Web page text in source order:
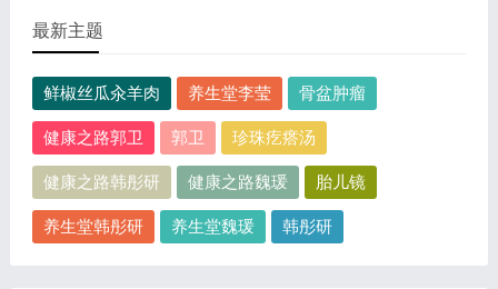
最新主题
鲜椒丝瓜汆羊肉 养生堂李莹 骨盆肿瘤
健康之路郭卫 郭卫 珍珠疙瘩汤
健康之路韩彤研 健康之路魏瑗 胎儿镜
养生堂韩彤研 养生堂魏瑗 韩彤研